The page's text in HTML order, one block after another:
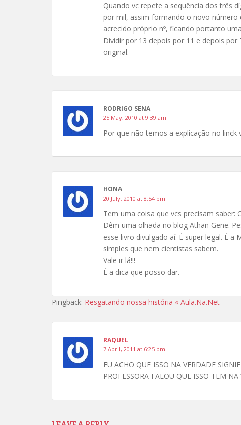
Quando vc repete a sequência dos três
por mil, assim formando o novo
acrecido próprio nº, ficando portanto
Dividir por 13 depois por 11 e depois
original.
RODRIGO SENA
25 May, 2010 at 9:39 am
Por que não temos a explicação no linck
HONA
20 July, 2010 at 8:54 pm
Tem uma coisa que vcs precisam saber:
Dêm uma olhada no blog Athan Gene.
esse livro divulgado aí. É super legal. É
simples que nem cientistas sabem.
Vale ir lá!!!
É a dica que posso dar.
Pingback: Resgatando nossa história « Aula.Na.Net
RAQUEL
7 April, 2011 at 6:25 pm
EU ACHO QUE ISSO NA VERDADE
PROFESSORA FALOU QUE ISSO TEM